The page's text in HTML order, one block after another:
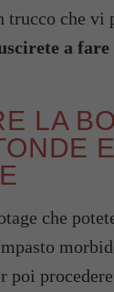
trucco che vi
a
LA
che
poi